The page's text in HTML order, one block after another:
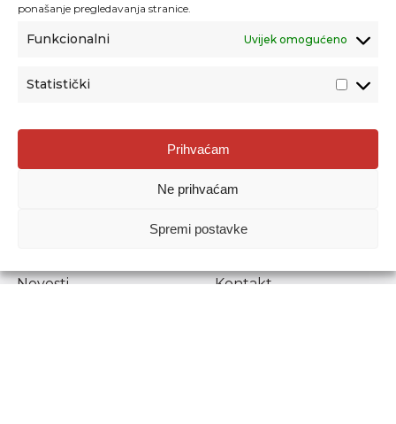
ponašanje pregledavanja stranice.
Funkcionalni Uvijek omogućeno
Statistički
Prihvaćam
Ne prihvaćam
Spremi postavke
Agencija za odgoj i obrazovanje
Donje Svetice 38, 10000 Zagreb
1778129
Prenošenje sadržaja dopušteno je uz navođenje izvora.
Novosti
Kontakt